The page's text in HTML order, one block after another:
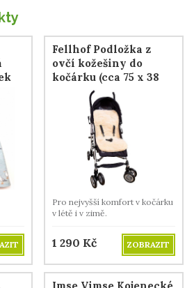
Fellhof Podložka z
ovčí kožešiny do
kočárku (cca 75 x 38
Pro nejvyšší komfort v kočárku
v létě i v zimě.
1 290 Kč ZOBRAZIT
Imse Vimse Kojenecké